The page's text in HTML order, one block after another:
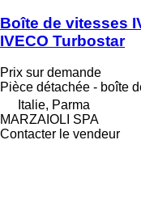
Boîte de vitesses
IVECO Turbostar
Prix sur demande
Pièce détachée - boîte
Italie, Parma
MARZAIOLI SPA
Contacter le vendeur